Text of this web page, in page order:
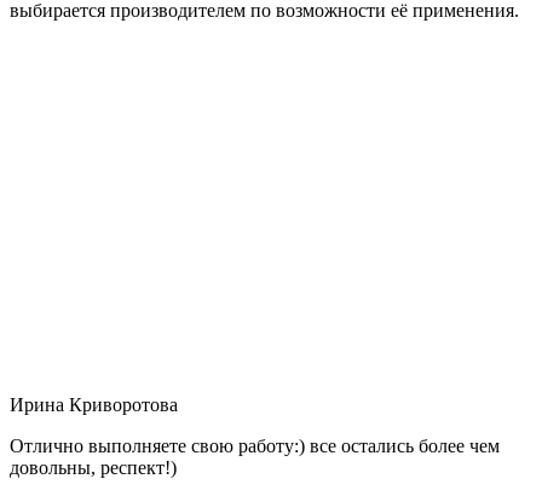
выбирается производителем по возможности её применения.
Ирина Криворотова
Отлично выполняете свою работу:) все остались более чем
довольны, респект!)